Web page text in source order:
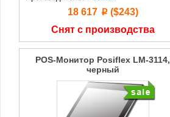
18 617 p($243)
Снят с производства
POS-Монитор Posiflex LM-3114,
черный